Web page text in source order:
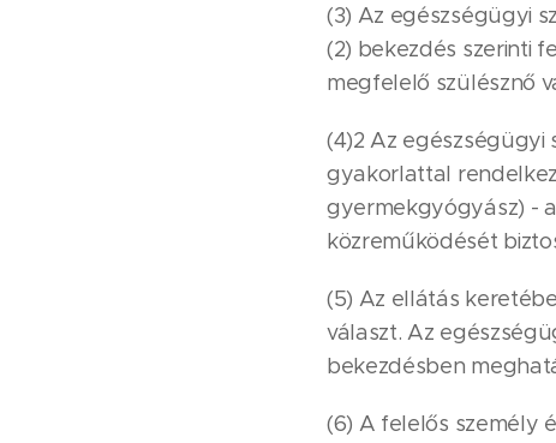
(3) Az egészségügyi
(2) bekezdés szerinti
megfelelő szülésznő
(4)2 Az
gyakorlattal
gyermekgyógyász) -
közreműködését
(5) Az ellátás
választ. Az
bekezdésben
(6) A felelős személy